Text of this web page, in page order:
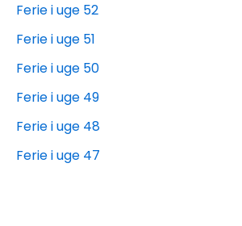
Ferie i uge 52
Ferie i uge 51
Ferie i uge 50
Ferie i uge 49
Ferie i uge 48
Ferie i uge 47